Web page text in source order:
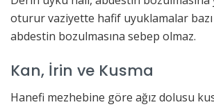
oturur vaziyette hafif uyuklamalar
abdestin bozulmasına sebep olmaz.
Kan, İrin ve Kusma
Hanefi mezhebine göre ağız dolusu